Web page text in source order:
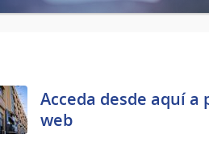
Acceda desde aquí a
web